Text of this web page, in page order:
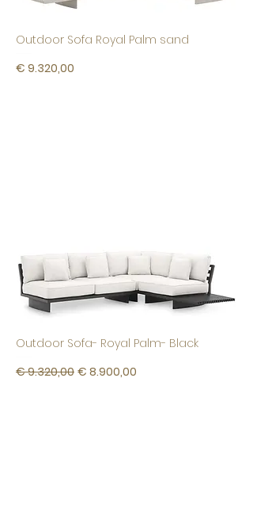
Outdoor Sofa Royal Palm sand
Prijs
€ 9.320,00
Outdoor Sofa- Royal Palm- Black
Normale prijs
€ 9.320,00 Verkoopprijs
€ 8.900,00